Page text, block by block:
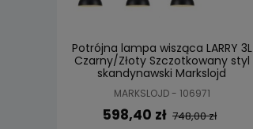
Potrójna lampa wisząca LARRY 3L
Czarny/Złoty Szczotkowany styl
skandynawski Markslojd
MARKSLOJD - 106971
598,40 zł 748,00 zł